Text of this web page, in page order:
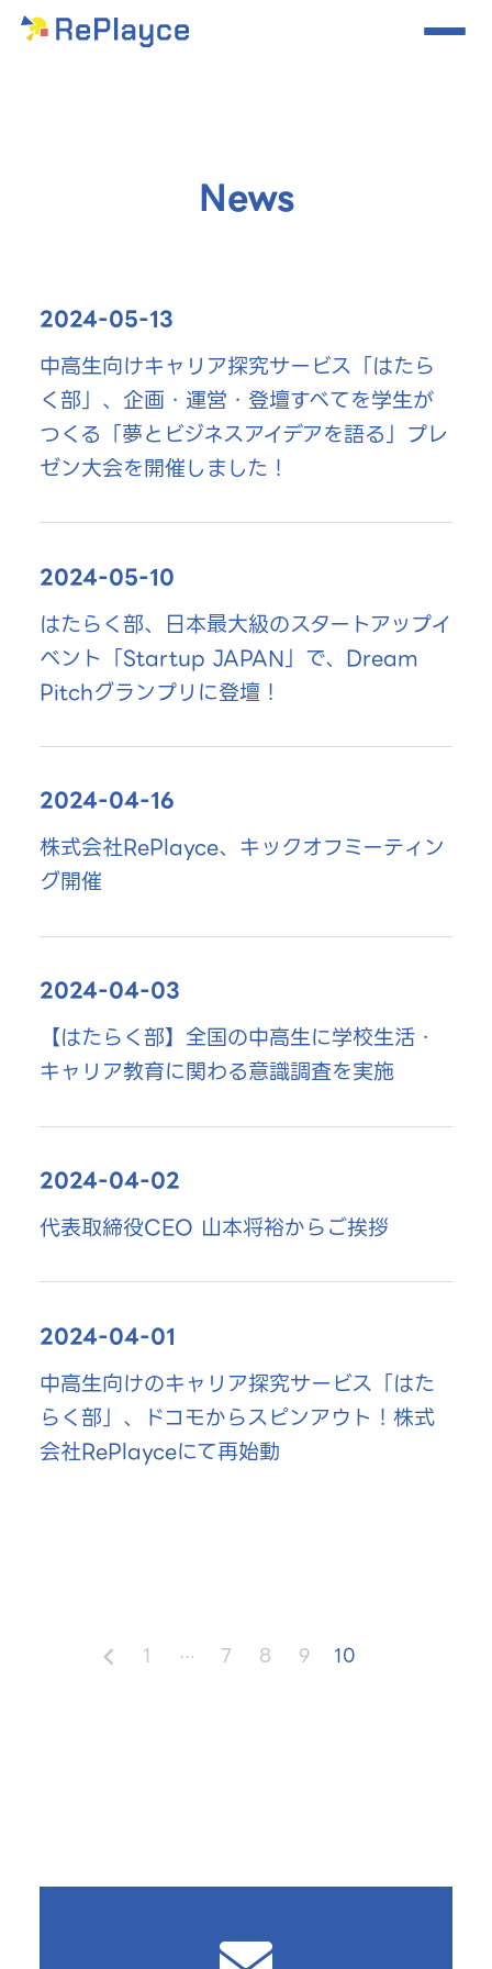
News
2024-05-13
中高生向けキャリア探究サービス「はたら
く部」、企画・運営・登壇すべてを学生が
つくる「夢とビジネスアイデアを語る」プレ
ゼン大会を開催しました！
2024-05-10
はたらく部、日本最大級のスタートアップイ
ベント「Startup JAPAN」で、Dream
Pitchグランプリに登壇！
2024-04-16
株式会社RePlayce、キックオフミーティン
グ開催
2024-04-03
【はたらく部】全国の中高生に学校生活・
キャリア教育に関わる意識調査を実施
2024-04-02
代表取締役CEO 山本将裕からご挨拶
2024-04-01
中高生向けのキャリア探究サービス「はた
らく部」、ドコモからスピンアウト！株式
会社RePlayceにて再始動
1 7 8 9 10